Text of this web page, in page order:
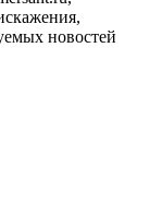
новостей